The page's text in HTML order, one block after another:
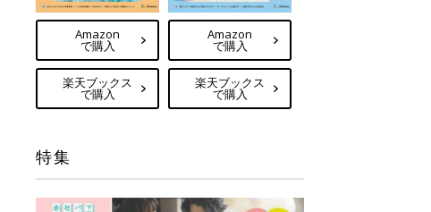
Amazon
で購入
楽天ブックス
で購入
Amazon
で購入
楽天ブックス
で購入
特集